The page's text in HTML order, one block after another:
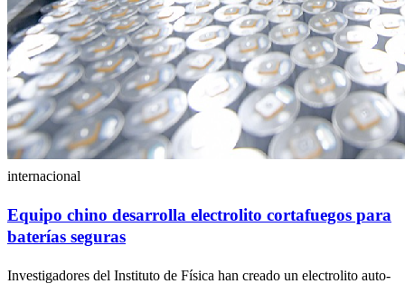
internacional
Equipo chino desarrolla electrolito cortafuegos para
baterías seguras
Investigadores del Instituto de Física han creado un electrolito auto-